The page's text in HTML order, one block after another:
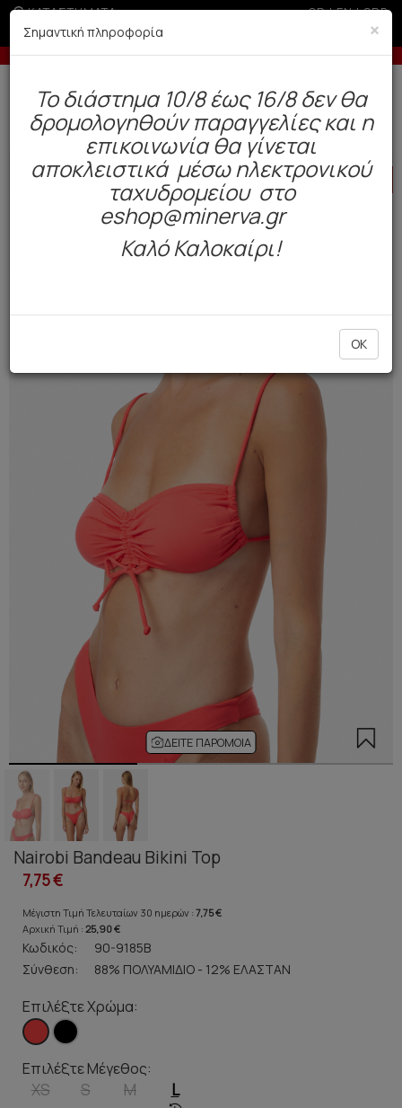
ΚΑΤΑΣΤΗΜΑΤΑ GR|EN|SRB
με πιστωτική άνω των 50€ -10% σε
Δωρεάν αποστολή άνω των 49€. Παράδοση σε 3-5 εργάσιμες.
BAZAAR Γυναίκα Μαγιό
HOT
ΔΕΊΤΕ ΠΑΡΌΜΟΙΑ
Nairobi Bandeau Bikini Top
7,75 €
Μέγιστη Τιμή Τελευταίων 30 ημερών : 7,75 €
Αρχική Τιμή : 25,90 €
Κωδικός:
90-9185B
Σύνθεση:
88% ΠΟΛΥΑΜΙΔΙΟ - 12% ΕΛΑΣΤΑΝ
Επιλέξτε Χρώμα:
Επιλέξτε Μέγεθος:
XS S M L
×
Σημαντική πληροφορία
To διάστημα 10/8 έως 16/8 δεν θα
δρομολογηθούν παραγγελίες και η
επικοινωνία θα γίνεται
αποκλειστικά μέσω ηλεκτρονικού
ταχυδρομείου στο
eshop@minerva.gr
Καλό Καλοκαίρι!
OK